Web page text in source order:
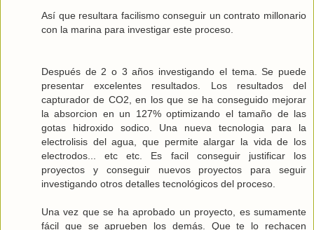
Así que resultara facilismo conseguir un contrato millonario
con la marina para investigar este proceso.
Después de 2 o 3 años investigando el tema. Se puede
presentar excelentes resultados. Los resultados del
capturador de CO2, en los que se ha conseguido mejorar
la absorcion en un 127% optimizando el tamaño de las
gotas hidroxido sodico. Una nueva tecnologia para la
electrolisis del agua, que permite alargar la vida de los
electrodos... etc etc. Es facil conseguir justificar los
proyectos y conseguir nuevos proyectos para seguir
investigando otros detalles tecnológicos del proceso.
Una vez que se ha aprobado un proyecto, es sumamente
fácil que se aprueben los demás. Que te lo rechacen